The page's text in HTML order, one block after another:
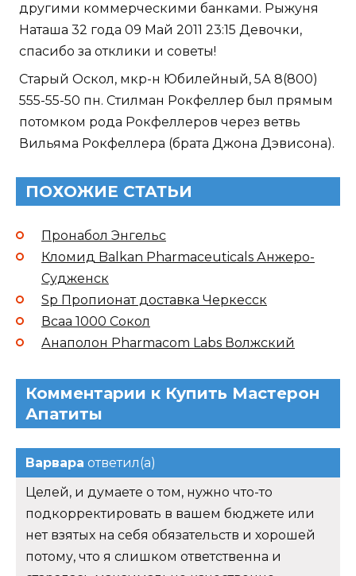
другими коммерческими банками. Рыжуня
Наташа 32 года 09 Май 2011 23:15 Девочки,
спасибо за отклики и советы!
Старый Оскол, мкр-н Юбилейный, 5А 8(800)
555-55-50 пн. Стилман Рокфеллер был прямым
потомком рода Рокфеллеров через ветвь
Вильяма Рокфеллера (брата Джона Дэвисона).
ПОХОЖИЕ СТАТЬИ
Пронабол Энгельс
Кломид Balkan Pharmaceuticals Анжеро-
Судженск
Sp Пропионат доставка Черкесск
Всаа 1000 Сокол
Анаполон Pharmacom Labs Волжский
Комментарии к Купить Мастерон
Апатиты
Варвара ответил(а)
Целей, и думаете о том, нужно что-то
подкорректировать в вашем бюджете или
нет взятых на себя обязательств и хорошей
потому, что я слишком ответственна и